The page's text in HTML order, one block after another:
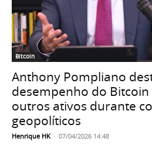
Bitcoin
Anthony Pompliano
desempenho do Bitcoin
outros ativos durante
geopolíticos
Henrique HK - 07/04/2026 14:48